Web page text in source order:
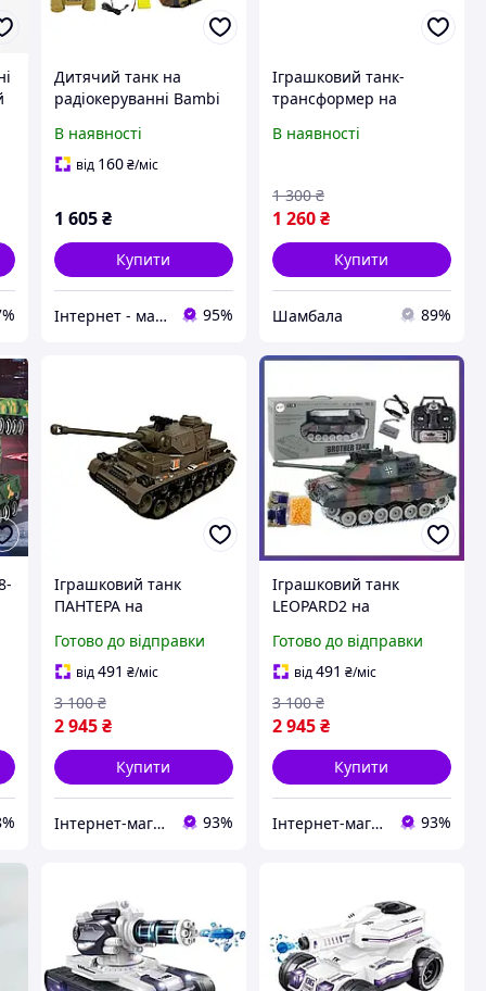
Дитячий танк на
радіокеруванні Bambi
В наявності
від 160 ₴/міс
1 605 ₴
Купити
Інтернет - магазин "Lion" 95%
Іграшковий танк-
трансформер на
акумулятором (142425)
В наявності
1 260₴
1 300 ₴
Купити
Шамбала 89%
Іграшковий танк
ПАНТЕРА на
акумуляторі зі звуком і
стрільбою на орбізах
ZY021-826
Готово до відправки
від491 ₴/міс
2 945 ₴
3 100 ₴
Купити
Інтернет-магазин "TorgZp" 93%
Іграшковий танк
LEOPARD2 на
акумуляторі зі звуком,
світлом і стріляниною
на орбізах G239431-
ZY021-823
Готово до відправки
від491 ₴/міс
2 945₴
3 100 ₴
Купити
Інтернет-магазин "TorgZp" 93%